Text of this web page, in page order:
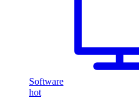
Software
hot